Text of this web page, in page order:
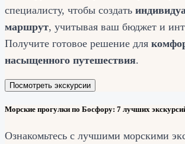
специалисту, чтобы создать
маршрут, учитывая ваш бюджет и
Получите готовое решение для
насыщенного путешествия.
Посмотреть экскурсии
Морские прогулки по Босфору: 7 лучших
Ознакомьтесь с лучшими морскими